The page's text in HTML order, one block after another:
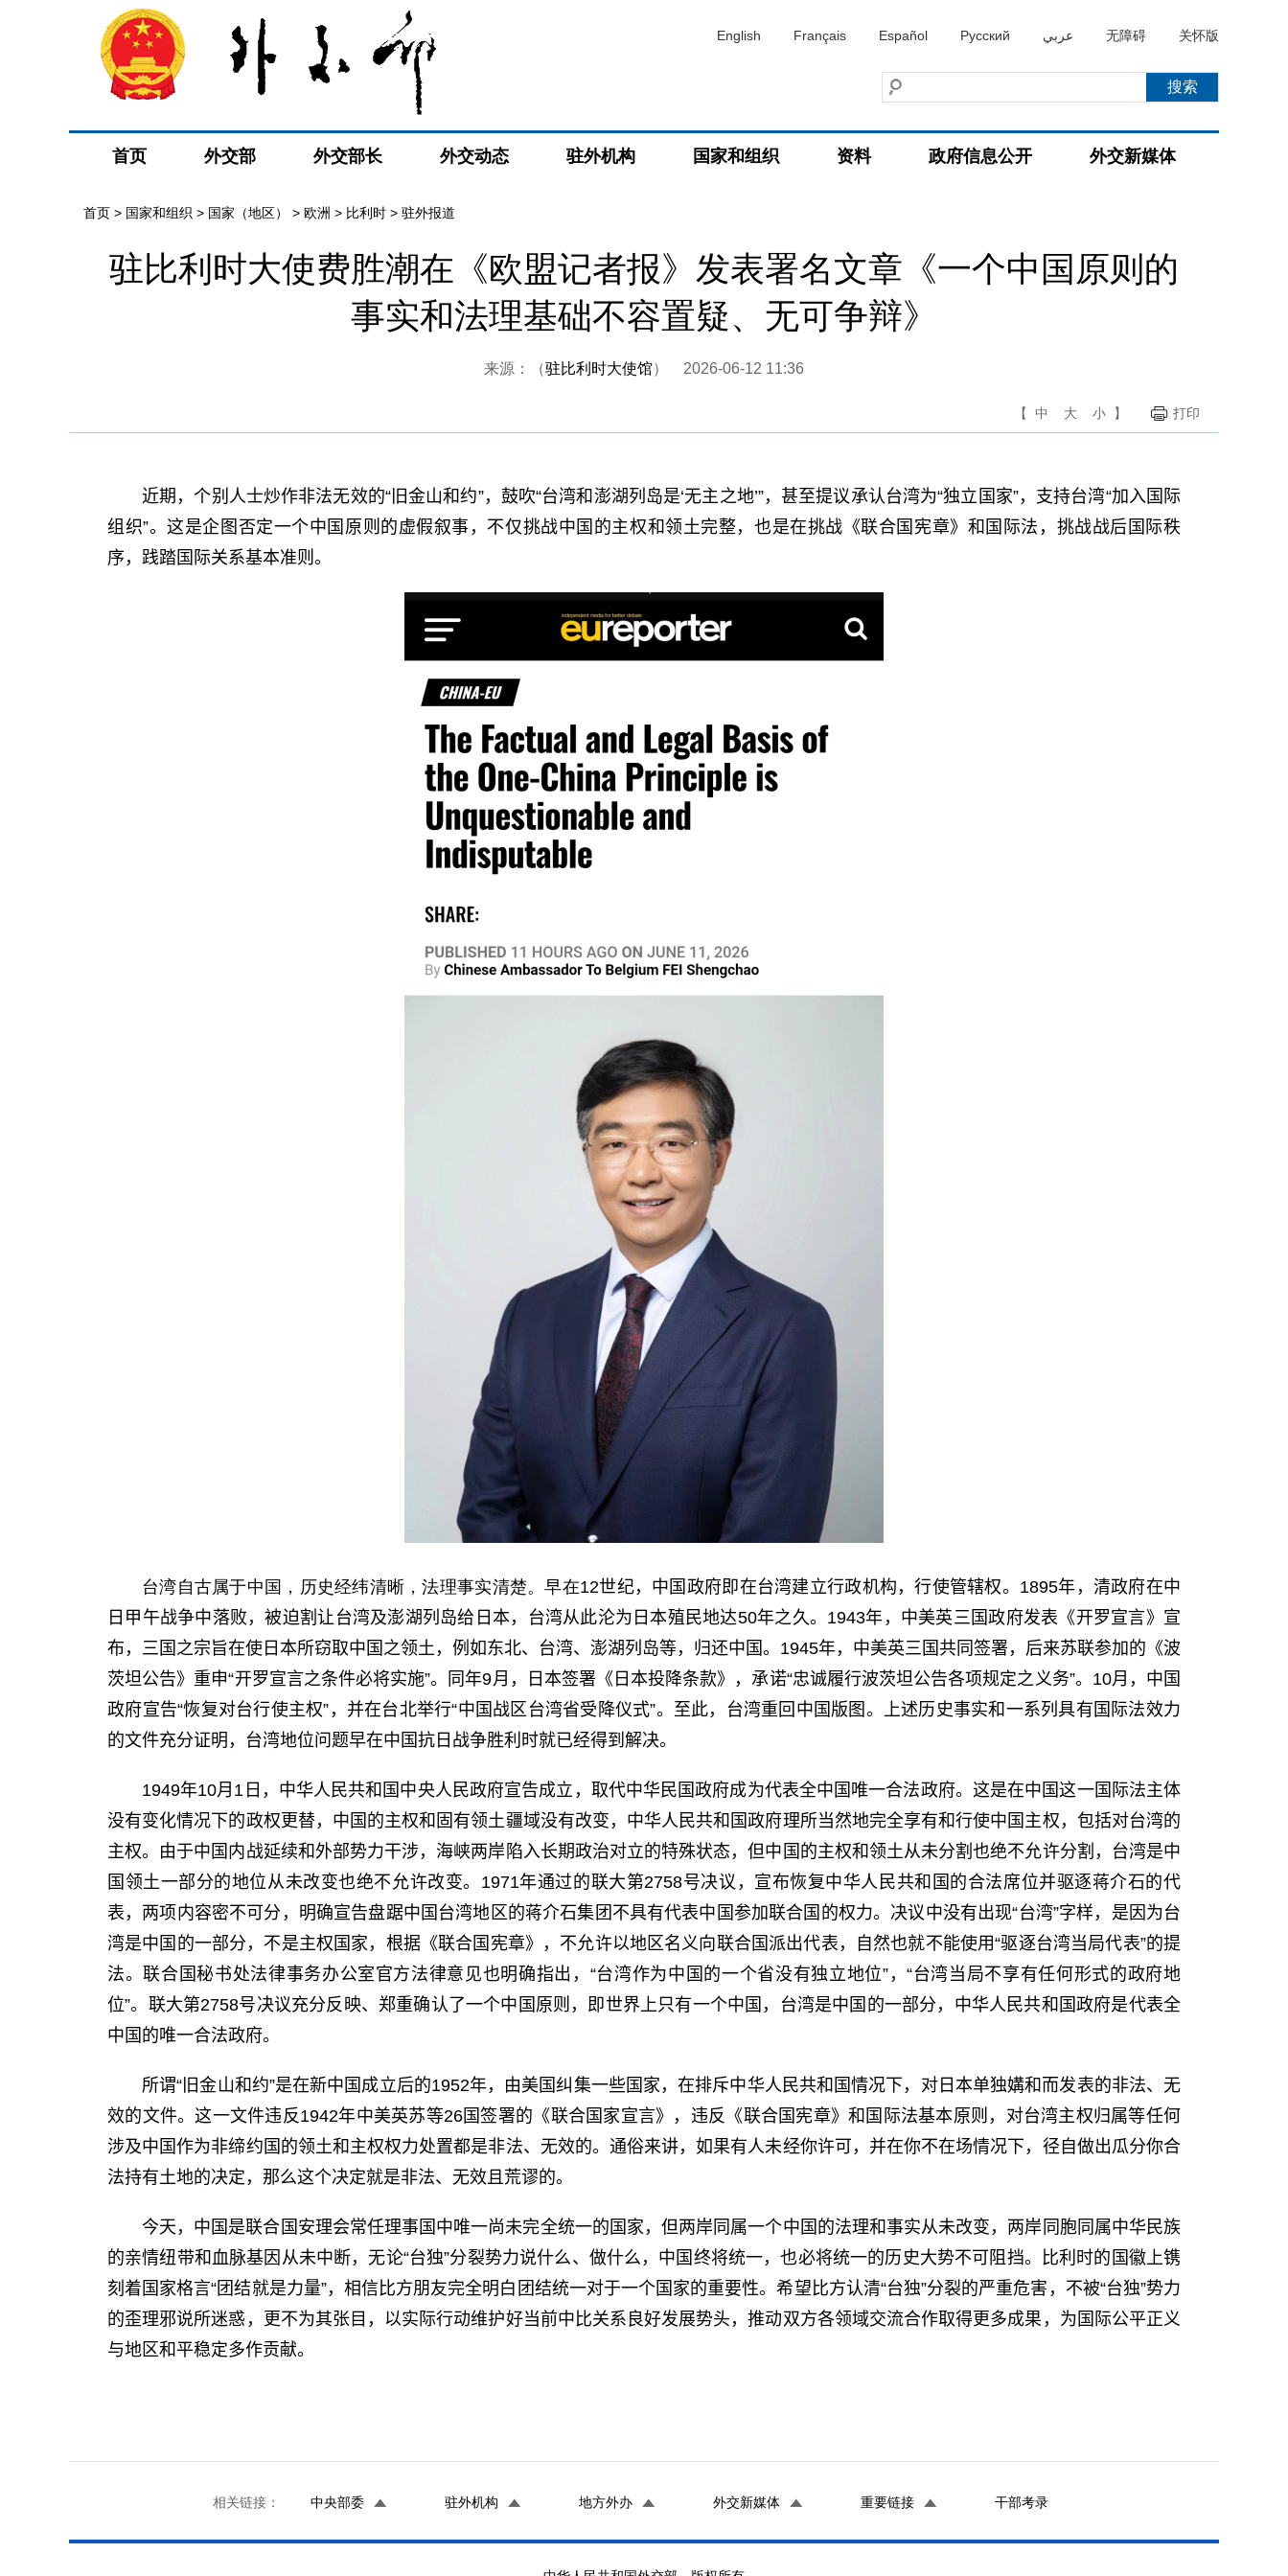
English Français Español Русский عربي 无障碍 关怀版
首页 外交部 外交部长 外交动态 驻外机构 国家和组织 资料 政府信息公开 外交新媒体
首页 > 国家和组织 > 国家（地区） > 欧洲 > 比利时 > 驻外报道
驻比利时大使费胜潮在《欧盟记者报》发表署名文章《一个中国原则的
事实和法理基础不容置疑、无可争辩》
来源：（驻比利时大使馆） 2026-06-12 11:36
【 中 大 小 】 打印
近期，个别人士炒作非法无效的“旧金山和约”，鼓吹“台湾和澎湖列岛是‘无主之地’”，甚至提议承认台湾为“独立国家”，支持台湾“加入国际
组织”。这是企图否定一个中国原则的虚假叙事，不仅挑战中国的主权和领土完整，也是在挑战《联合国宪章》和国际法，挑战战后国际秩
序，践踏国际关系基本准则。
台湾自古属于中国，历史经纬清晰，法理事实清楚。早在12世纪，中国政府即在台湾建立行政机构，行使管辖权。 1895年，清政府在中
日甲午战争中落败，被迫割让台湾及澎湖列岛给日本，台湾从此沦为日本殖民地达50年之久。 1943年，中美英三国政府发表《开罗宣言》宣
布，三国之宗旨在使日本所窃取中国之领土，例如东北、台湾、澎湖列岛等，归还中国。 1945年，中美英三国共同签署，后来苏联参加的《波
茨坦公告》重申“开罗宣言之条件必将实施”。同年9月，日本签署《日本投降条款》，承诺“忠诚履行波茨坦公告各项规定之义务”。 10月，中国
政府宣告“恢复对台行使主权”，并在台北举行“中国战区台湾省受降仪式”。至此，台湾重回中国版图。上述历史事实和一系列具有国际法效力
的文件充分证明，台湾地位问题早在中国抗日战争胜利时就已经得到解决。
1949年10月 1 日，中华人民共和国中央人民政府宣告成立，取代中华民国政府成为代表全中国唯一合法政府。这是在中国这一国际法主体
没有变化情况下的政权更替，中国的主权和固有领土疆域没有改变，中华人民共和国政府理所当然地完全享有和行使中国主权，包括对台湾的
主权。由于中国内战延续和外部势力干涉，海峡两岸陷入长期政治对立的特殊状态，但中国的主权和领土从未分割也绝不允许分割，台湾是中
国领土一部分的地位从未改变也绝不允许改变。 1971年通过的联大第2758号决议，宣布恢复中华人民共和国的合法席位并驱逐蒋介石的代
表，两项内容密不可分，明确宣告盘踞中国台湾地区的蒋介石集团不具有代表中国参加联合国的权力。决议中没有出现“台湾”字样，是因为台
湾是中国的一部分，不是主权国家，根据《联合国宪章》，不允许以地区名义向联合国派出代表，自然也就不能使用“驱逐台湾当局代表”的提
法。联合国秘书处法律事务办公室官方法律意见也明确指出，“台湾作为中国的一个省没有独立地位”，“台湾当局不享有任何形式的政府地
位”。联大第2758号决议充分反映、郑重确认了一个中国原则，即世界上只有一个中国，台湾是中国的一部分，中华人民共和国政府是代表全
中国的唯一合法政府。
所谓“旧金山和约”是在新中国成立后的1952年，由美国纠集一些国家，在排斥中华人民共和国情况下，对日本单独媾和而发表的非法、无
效的文件。这一文件违反1942年中美英苏等26国签署的《联合国家宣言》，违反《联合国宪章》和国际法基本原则，对台湾主权归属等任何
涉及中国作为非缔约国的领土和主权权力处置都是非法、无效的。通俗来讲，如果有人未经你许可，并在你不在场情况下，径自做出瓜分你合
法持有土地的决定，那么这个决定就是非法、无效且荒谬的。
今天，中国是联合国安理会常任理事国中唯一尚未完全统一的国家，但两岸同属一个中国的法理和事实从未改变，两岸同胞同属中华民族
的亲情纽带和血脉基因从未中断，无论“台独”分裂势力说什么、做什么，中国终将统一，也必将统一的历史大势不可阻挡。比利时的国徽上镌
刻着国家格言“团结就是力量”，相信比方朋友完全明白团结统一对于一个国家的重要性。希望比方认清“台独”分裂的严重危害，不被“台独”势力
的歪理邪说所迷惑，更不为其张目，以实际行动维护好当前中比关系良好发展势头，推动双方各领域交流合作取得更多成果，为国际公平正义
与地区和平稳定多作贡献。
相关链接： 中央部委 驻外机构 地方外办 外交新媒体 重要链接 干部考录